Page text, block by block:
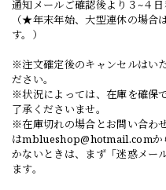
通知メールご確認後より３~４日
（★年末年始、大型連休の場合
す。）
※注文確定後のキャンセルはい
ださい。
※状況によっては、在庫を確保
了承くださいませ。
※在庫切れの場合とお問い合わ
はmblueshop@hotmail.comか
かないときは、まず「迷惑メー
ます。